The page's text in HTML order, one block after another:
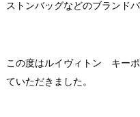
ストンバッグなどのブランド
この度はルイヴィトン キー
ていただきました。